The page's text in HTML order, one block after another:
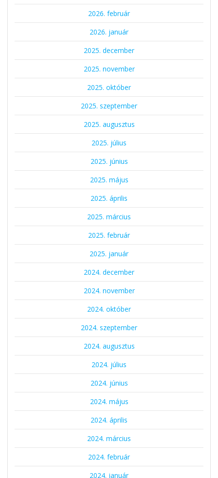
2026. február
2026. január
2025. december
2025. november
2025. október
2025. szeptember
2025. augusztus
2025. július
2025. június
2025. május
2025. április
2025. március
2025. február
2025. január
2024. december
2024. november
2024. október
2024. szeptember
2024. augusztus
2024. július
2024. június
2024. május
2024. április
2024. március
2024. február
2024. január